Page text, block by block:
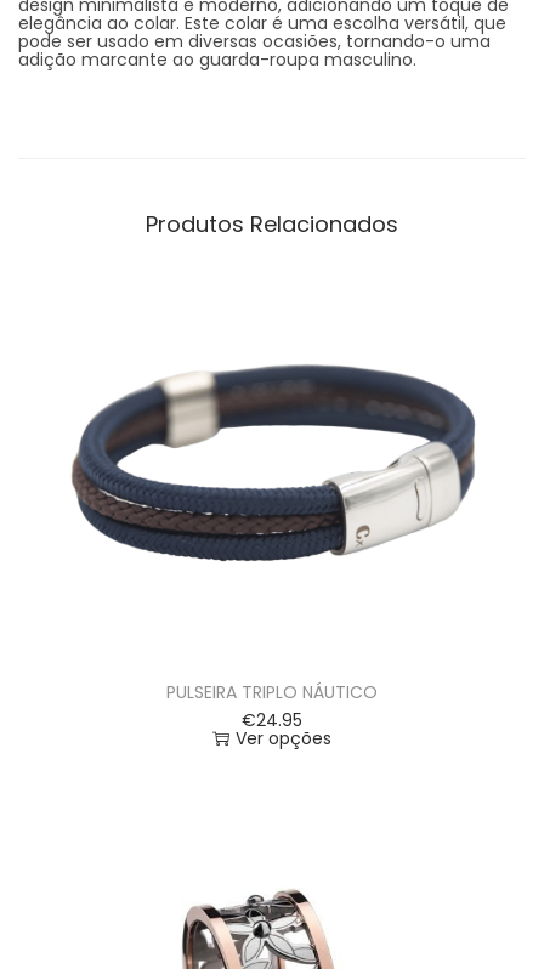
elegância ao colar. Este colar é uma escolha versátil, que
pode ser usado em diversas ocasiões, tornando-o uma
adição marcante ao guarda-roupa masculino.
Produtos Relacionados
PULSEIRA TRIPLO NÁUTICO
€24.95
Ver opções